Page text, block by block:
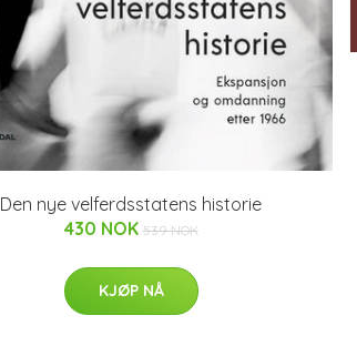
Den nye velferdsstatens historie
430 NOK 539 NOK
KJØP NÅ